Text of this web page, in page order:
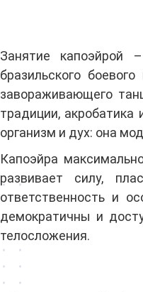
Занятие капоэйрой
бразильского
завораживающего
традиции,
организм и дух: она
Капоэйра
развивает силу,
ответственность и
демократичны и
телосложения.